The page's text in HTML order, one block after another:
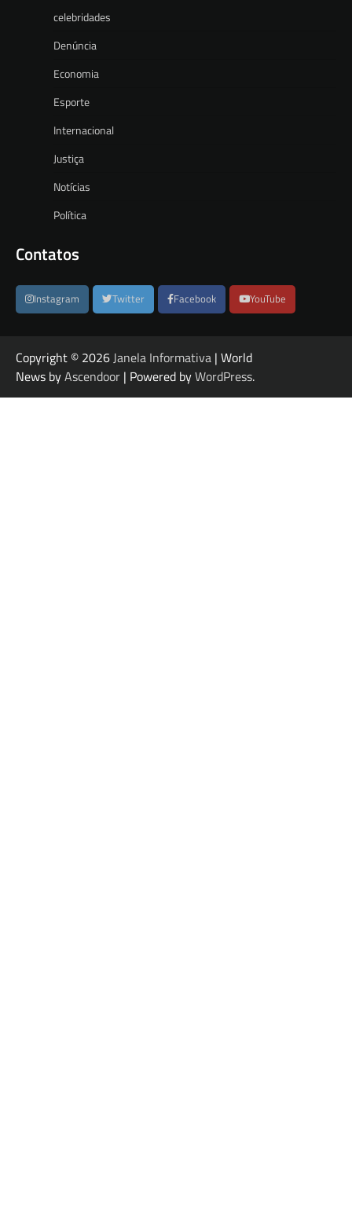
celebridades
Denúncia
Economia
Esporte
Internacional
Justiça
Notícias
Política
Contatos
Instagram Twitter Facebook YouTube
Copyright © 2026 Janela Informativa | World
News byAscendoor | Powered byWordPress.